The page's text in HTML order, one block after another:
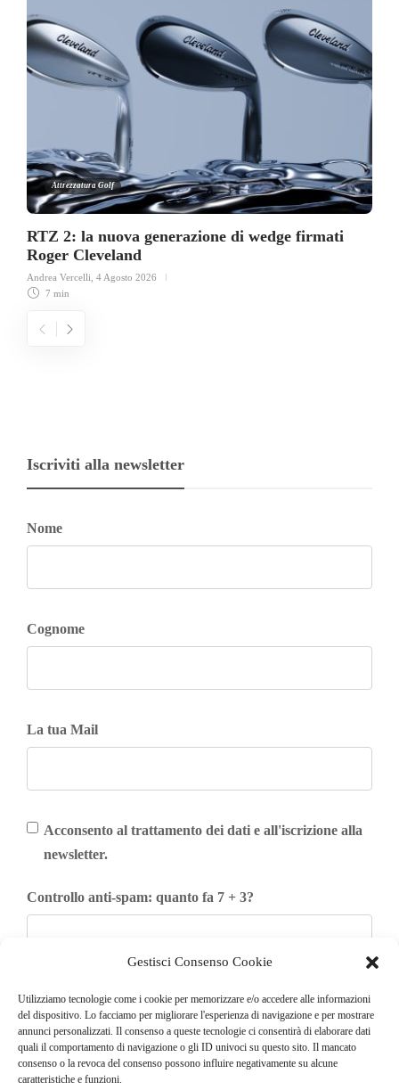
Gestisci Consenso Cookie
Utilizziamo tecnologie come i cookie per memorizzare e/o accedere alle informazioni
del dispositivo. Lo facciamo per migliorare l'esperienza di navigazione e per mostrare
annunci personalizzati. Il consenso a queste tecnologie ci consentirà di elaborare dati
quali il comportamento di navigazione o gli ID univoci su questo sito. Il mancato
consenso o la revoca del consenso possono influire negativamente su alcune
caratteristiche e funzioni.
Attrezzatura Golf
RTZ 2: la nuova generazione di wedge firmati
Roger Cleveland
Andrea Vercelli 4 Agosto 2026
7 min
Iscriviti alla newsletter
Nome
Cognome
La tua Mail
Acconsento al trattamento dei dati e all'iscrizione alla
newsletter.
Controllo anti-spam: quanto fa 7 + 3?
Iscriviti